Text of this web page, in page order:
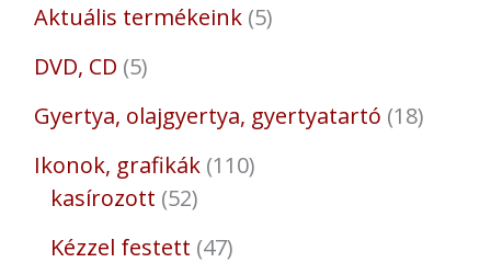
Aktuális termékeink 5
DVD, CD 5
Gyertya, olajgyertya, gyertyatartó 18
Ikonok, grafikák 110
kasírozott 52
Kézzel festett 47